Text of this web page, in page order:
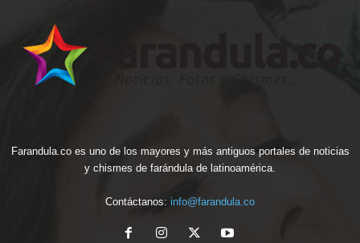
Farandula.co es uno de los mayores y más antiguos portales de noticias
y chismes de farándula de latinoamérica.
Contáctanos: info@farandula.co